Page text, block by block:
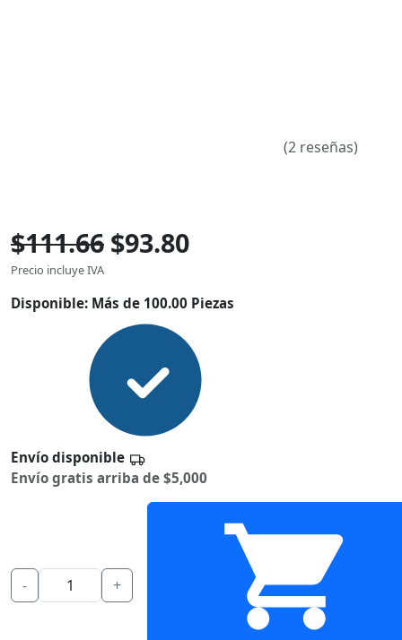
(2 reseñas)
$111.66 $93.80
Precio incluye IVA
Disponible: Más de 100.00 Piezas
Envío disponible
Envío gratis arriba de $5,000
- +